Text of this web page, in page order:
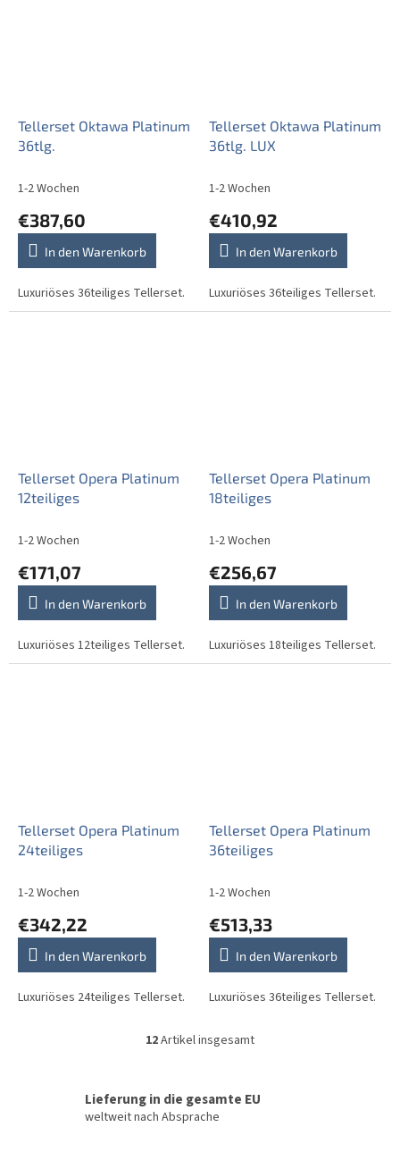
Tellerset Oktawa Platinum
36tlg.
1-2 Wochen
€387,60
In den Warenkorb
Luxuriöses 36teiliges Tellerset.
Tellerset Oktawa Platinum
36tlg. LUX
1-2 Wochen
€410,92
In den Warenkorb
Luxuriöses 36teiliges Tellerset.
Tellerset Opera Platinum
12teiliges
1-2 Wochen
€171,07
In den Warenkorb
Luxuriöses 12teiliges Tellerset.
Tellerset Opera Platinum
18teiliges
1-2 Wochen
€256,67
In den Warenkorb
Luxuriöses 18teiliges Tellerset.
Tellerset Opera Platinum
24teiliges
1-2 Wochen
€342,22
In den Warenkorb
Luxuriöses 24teiliges Tellerset.
Tellerset Opera Platinum
36teiliges
1-2 Wochen
€513,33
In den Warenkorb
Luxuriöses 36teiliges Tellerset.
S
u
e
12Artikel insgesamt
Lieferung in die gesamte EU
weltweit nach Absprache